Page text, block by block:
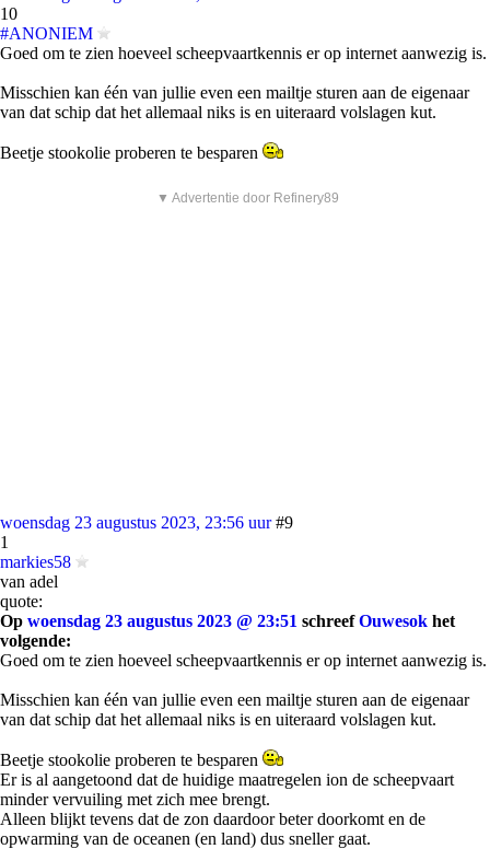
10
#ANONIEM
Goed om te zien hoeveel scheepvaartkennis er op internet aanwezig is.
Misschien kan één van jullie even een mailtje sturen aan de eigenaar
van dat schip dat het allemaal niks is en uiteraard volslagen kut.
Beetje stookolie proberen te besparen
▼ Advertentie door Refinery89
woensdag 23 augustus 2023, 23:56 uur #9
1
markies58
van adel
quote:
Op woensdag 23 augustus 2023 @ 23:51 schreefOuwesok het
volgende:
Goed om te zien hoeveel scheepvaartkennis er op internet aanwezig is.
Misschien kan één van jullie even een mailtje sturen aan de eigenaar
van dat schip dat het allemaal niks is en uiteraard volslagen kut.
Beetje stookolie proberen te besparen
Er is al aangetoond dat de huidige maatregelen ion de scheepvaart
minder vervuiling met zich mee brengt.
Alleen blijkt tevens dat de zon daardoor beter doorkomt en de
opwarming van de oceanen (en land) dus sneller gaat.